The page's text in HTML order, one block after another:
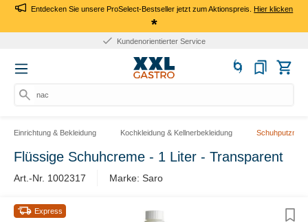
Entdecken Sie unsere ProSelect-Bestseller jetzt zum Aktionspreis.Hier klicken
*
Kundenorientierter Service
nach
Einrichtung & Bekleidung Kochkleidung & Kellnerbekleidung
Flüssige Schuhcreme - 1 Liter - Transparent
Art.-Nr. 1002317 Marke: Saro
Express